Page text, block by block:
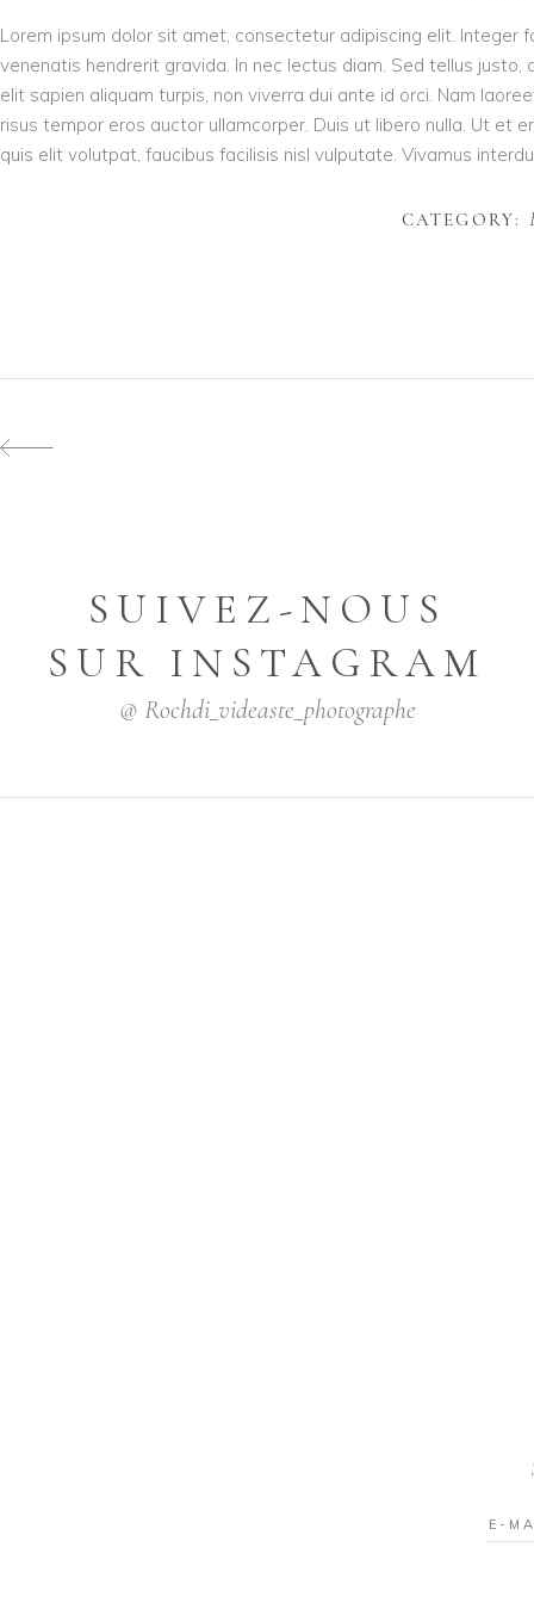
Lorem ipsum dolor sit amet, consectetur adipiscing elit. Integer
venenatis hendrerit gravida. In nec lectus diam. Sed tellus
elit sapien aliquam turpis, non viverra dui ante id orci. Nam
risus tempor eros auctor ullamcorper. Duis ut libero nulla. Ut et
quis elit volutpat, faucibus facilisis nisl vulputate. Vivamus
CATEGORY:
SUIVEZ-NOUS
SUR INSTAGRAM
@ Rochdi_videaste_photographe